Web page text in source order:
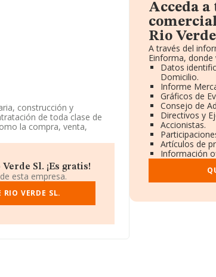
construcción y
de toda clase de
la compra, venta,
inm. La empresa es una
actividad en mercados
está situada en
de Marbella, en
Sl. ¡Es gratis!
esta empresa.
VERDE SL.
Acceda
Rio
A través del
Einforma, donde
Datos
Domicilio.
Informe
Gráficos de
Consejo de
Directivos y
Accionistas.
Artículos de
Información